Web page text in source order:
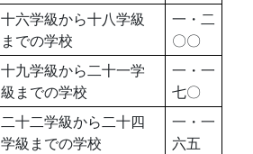
十六学級から十八学級
までの学校
一・二
〇〇
十九学級から二十一学
級までの学校
一・一
七〇
二十二学級から二十四
学級までの学校
一・一
六五